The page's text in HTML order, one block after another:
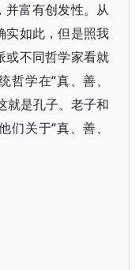
并富有创发性。从
实如此，但是照我
或不同哲学家看就
学在“真、善、
就是孔子、老子和
关于“真、善、